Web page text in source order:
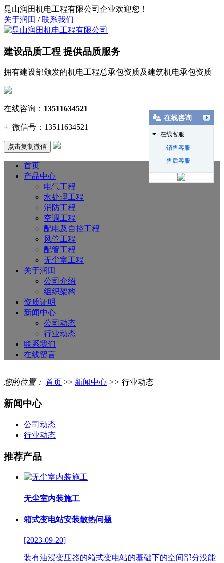
昆山润田机电工程有限公司企业欢迎您！
关于润田 /联系我们
建设品质工程 提供品质服务
拥有建设部颁发的机电工程总承包资质及建筑机电承包资质
在线咨询： 13511634521
+ 微信号： 13511634521
点击复制微信
首页
产品中心
电气工程
水处理工程
消防工程
空调工程
配电及自控工程
风管工程
配管工程
无尘室工程
关于润田
公司介绍
组织架构
资质证明
新闻中心
公司动态
行业动态
联系我们
在线留言
您的位置： 首页 >> 新闻中心 >> 行业动态
新闻中心
公司动态
行业动态
推荐产品
无尘室内装施工
箱式变电站安装散热问题
[2023-09-20]
装有油浸变压器的箱式变电站的基础下的空间部分没能
在线咨询
在线客服
销售客服
售后客服